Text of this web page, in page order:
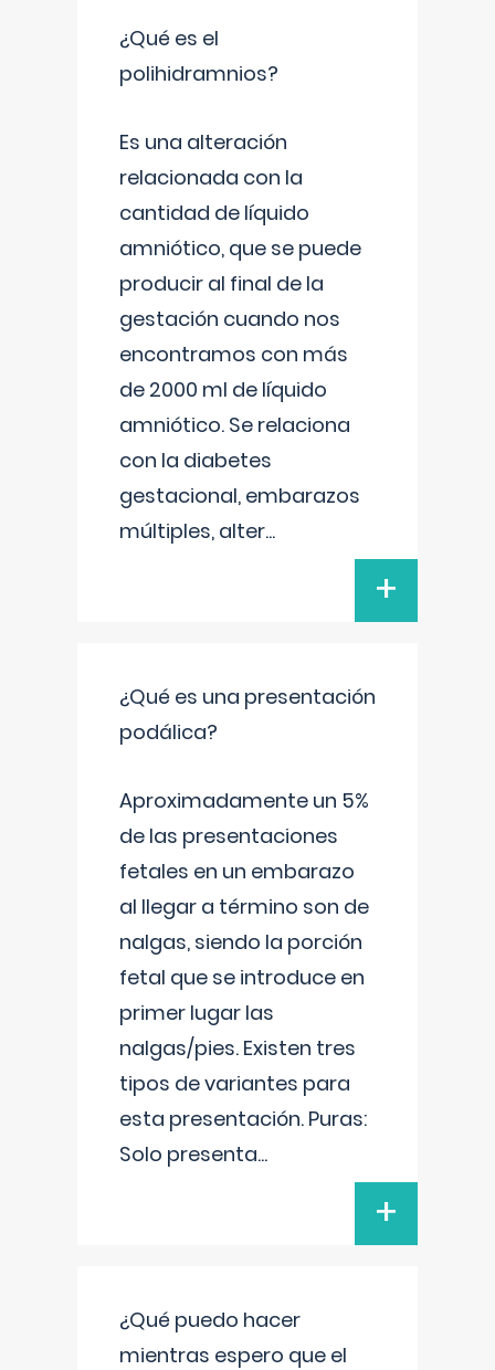
¿Qué es el
polihidramnios?
Es una alteración
relacionada con la
cantidad de líquido
amniótico, que se puede
producir al final de la
gestación cuando nos
encontramos con más
de 2000 ml de líquido
amniótico. Se relaciona
con la diabetes
gestacional, embarazos
múltiples, alter...
+
¿Qué es una presentación
podálica?
Aproximadamente un 5%
de las presentaciones
fetales en un embarazo
al llegar a término son de
nalgas, siendo la porción
fetal que se introduce en
primer lugar las
nalgas/pies. Existen tres
tipos de variantes para
esta presentación. Puras:
Solo presenta...
+
¿Qué puedo hacer
mientras espero que el